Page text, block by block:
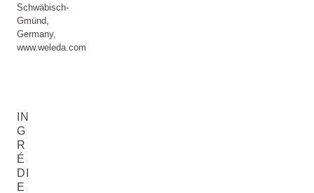
Schwäbisch-
Gmünd,
Germany,
www.weleda.com
IN
G
R
É
DI
E